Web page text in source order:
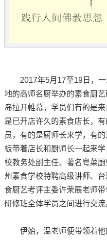
2017年5月17至19日，
地的高师名厨举办的素食厨
岛拉开帷幕，学员们有的是
是已开店许久的素食店长，
员，有的是厨师长来学，有
板带着店长和厨师长一起来
校教务处副主任、著名粤菜
州素食学校特聘高级讲师、
食厨艺考评主委许荣展老师
研修班全体学员之间进行交流
伊始，温老师便带领着